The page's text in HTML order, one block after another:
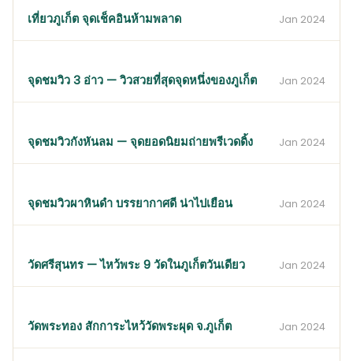
เที่ยวภูเก็ต จุดเช็คอินห้ามพลาด Jan 2024
จุดชมวิว 3 อ่าว — วิวสวยที่สุดจุดหนึ่งของภูเก็ต Jan 2024
จุดชมวิวกังหันลม — จุดยอดนิยมถ่ายพรีเวดดิ้ง Jan 2024
จุดชมวิวผาหินดำ บรรยากาศดี น่าไปเยือน Jan 2024
วัดศรีสุนทร — ไหว้พระ 9 วัดในภูเก็ตวันเดียว Jan 2024
วัดพระทอง สักการะไหว้วัดพระผุด จ.ภูเก็ต Jan 2024